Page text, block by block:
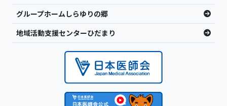
グループホームしらゆりの郷
地域活動支援センターひだまり